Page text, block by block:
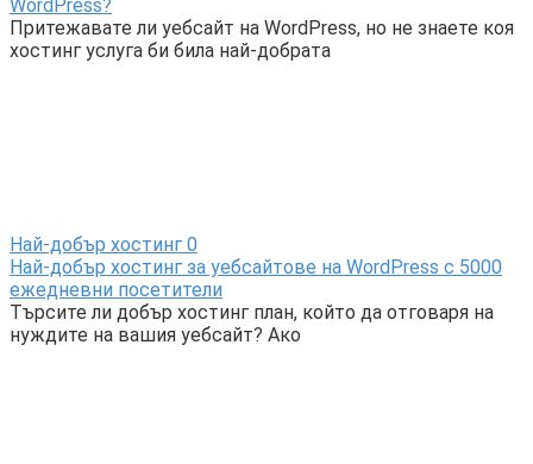
WordPress?
Притежавате ли уебсайт на WordPress, но не знаете коя
хостинг услуга би била най-добрата
Най-добър хостинг 0
Най-добър хостинг за уебсайтове на WordPress с 5000
ежедневни посетители
Търсите ли добър хостинг план, който да отговаря на
нуждите на вашия уебсайт? Ако